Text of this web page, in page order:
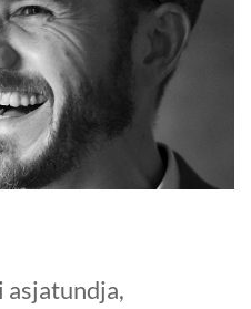
asjatundja,